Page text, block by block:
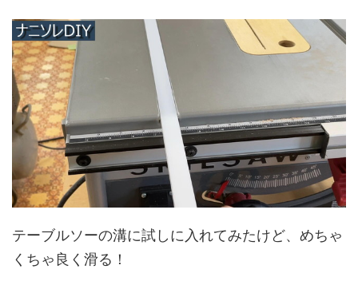
テーブルソーの溝に試しに入れてみたけど、めちゃ
くちゃ良く滑る！